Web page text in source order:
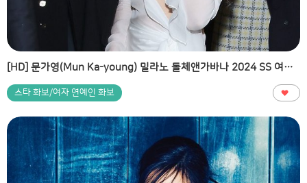
[HD] 문가영(Mun Ka-young) 밀라노 돌체앤가바나 2024 SS 여성 패션쇼 고화질 화보
스타 화보/여자 연예인 화보